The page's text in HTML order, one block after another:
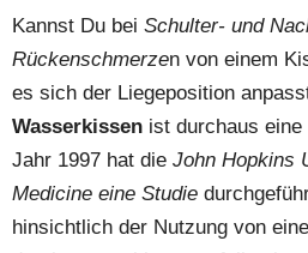
Kannst Du bei Schulter- und
Rückenschmerzen von einem
es sich der Liegeposition
Wasserkissen ist durchaus
Jahr 1997 hat die John Hopkins
Medicine eine Studie
hinsichtlich der Nutzung von